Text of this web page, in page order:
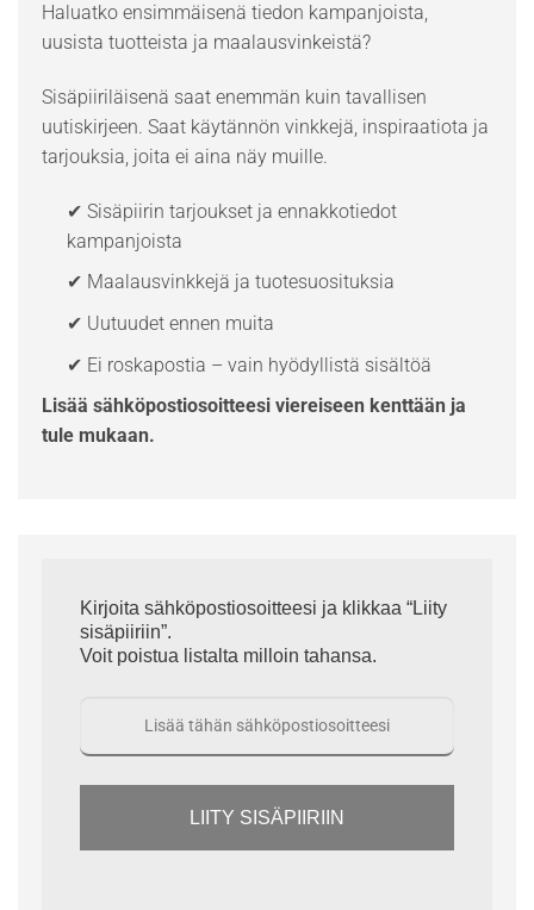
Haluatko ensimmäisenä tiedon kampanjoista,
uusista tuotteista ja maalausvinkeistä?
Sisäpiiriläisenä saat enemmän kuin tavallisen
uutiskirjeen. Saat käytännön vinkkejä, inspiraatiota ja
tarjouksia, joita ei aina näy muille.
✔ Sisäpiirin tarjoukset ja ennakkotiedot
kampanjoista
✔ Maalausvinkkejä ja tuotesuosituksia
✔ Uutuudet ennen muita
✔ Ei roskapostia – vain hyödyllistä sisältöä
Lisää sähköpostiosoitteesi viereiseen kenttään ja
tule mukaan.
Kirjoita sähköpostiosoitteesi ja klikkaa “Liity
sisäpiiriin”.
Voit poistua listalta milloin tahansa.
LIITY SISÄPIIRIIN